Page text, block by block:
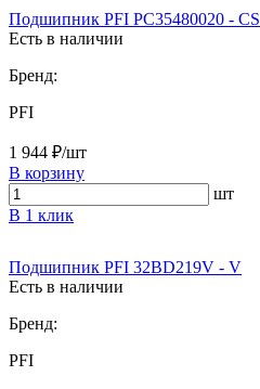
Подшипник PFI PC35480020 - CS
Есть в наличии
Бренд:
PFI
1 944 ₽/шт
В корзину
шт
В 1 клик
Подшипник PFI 32BD219V - V
Есть в наличии
Бренд:
PFI